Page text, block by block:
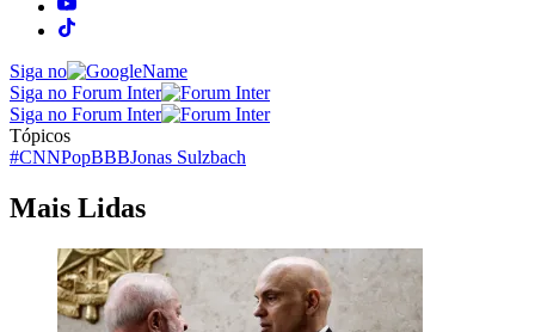
Siga no
Siga no Forum Inter
Siga no Forum Inter
Tópicos
#CNNPopBBBJonas Sulzbach
Mais Lidas